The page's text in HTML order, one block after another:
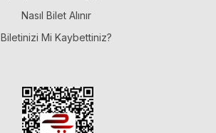
Nasıl Bilet Alınır
Biletinizi Mi Kaybettiniz?